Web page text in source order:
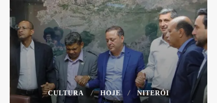
CULTURA HOJE NITERÓI